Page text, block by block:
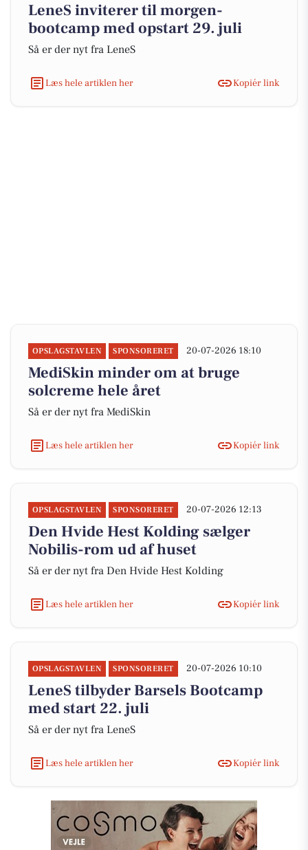
LeneS inviterer til morgen-
bootcamp med opstart 29. juli
Så er der nyt fra LeneS
Læs hele artiklen her Kopiér link
OPSLAGSTAVLEN SPONSORERET 20-07-2026 18:10
MediSkin minder om at bruge
solcreme hele året
Så er der nyt fra MediSkin
Læs hele artiklen her Kopiér link
OPSLAGSTAVLEN SPONSORERET 20-07-2026 12:13
Den Hvide Hest Kolding sælger
Nobilis-rom ud af huset
Så er der nyt fra Den Hvide Hest Kolding
Læs hele artiklen her Kopiér link
OPSLAGSTAVLEN SPONSORERET 20-07-2026 10:10
LeneS tilbyder Barsels Bootcamp
med start 22. juli
Så er der nyt fra LeneS
Læs hele artiklen her Kopiér link